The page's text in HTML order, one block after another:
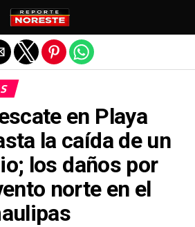
en Playa
la caída de un
los daños por
norte en el
de la versión móvil